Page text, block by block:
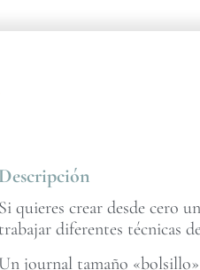
Descripción
Si quieres crear desde cero
trabajar diferentes técnicas
Un journal tamaño «bolsillo»